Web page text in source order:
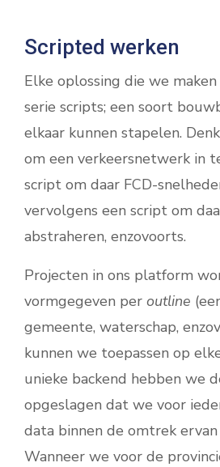
Scripted werken
Elke oplossing die we
serie scripts; een soort
elkaar kunnen stapelen.
om een verkeersnetwerk in
script om daar FCD-
vervolgens een script om
abstraheren, enzovoorts.
Projecten in ons platform
vormgegeven per outline
gemeente, waterschap,
kunnen we toepassen op
unieke backend hebben we
opgeslagen dat we voor
data binnen de omtrek ervan
Wanneer we voor de